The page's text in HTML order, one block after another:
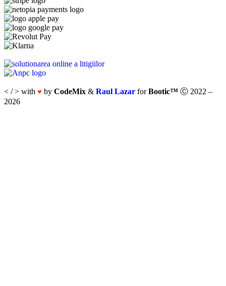
< / > with ♥ by CodeMix & Raul Lazar forBootic™ Ⓒ 2022 –
2026